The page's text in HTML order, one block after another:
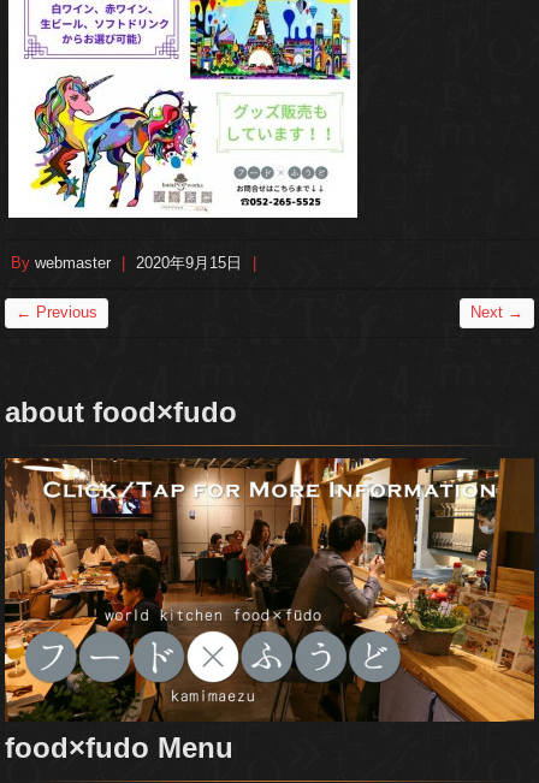
Bywebmaster | 2020年9月15日 |
← Previous Next →
about food×fudo
food×fudo Menu